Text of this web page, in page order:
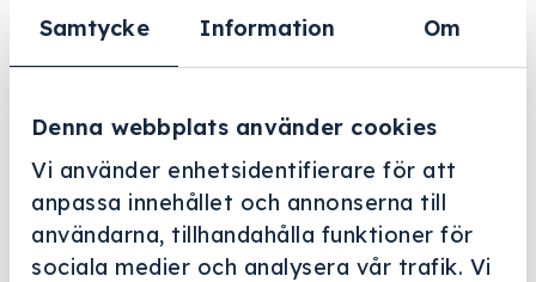
Samtycke Information Om
Denna webbplats använder cookies
Vi använder enhetsidentifierare för att
anpassa innehållet och annonserna till
användarna, tillhandahålla funktioner för
sociala medier och analysera vår trafik. Vi